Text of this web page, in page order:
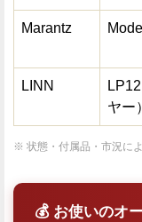
Marantz
LINN
ヤー）
※ 状態・付属品・市況に
💰 お使いのオ